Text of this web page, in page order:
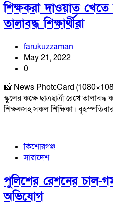
শিক্ষকরা দাওয়াত খেতে
তালাবদ্ধ শিক্ষার্থীরা
farukuzzaman
May 21, 2022
0
📸 News PhotoCard
স্কুলের কক্ষে ছাত্রছাত্রী রেখে
শিক্ষকসহ সকল শিক্ষিকা।
কিশোরগঞ্জ
সারাদেশ
পুলিশের রেশনের চাল-
অভিযোগ